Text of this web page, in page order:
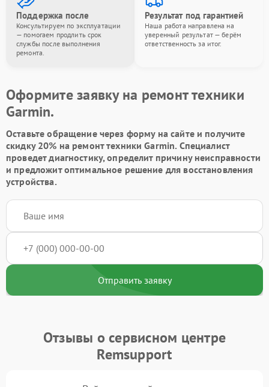
Поддержка после
Консультируем по эксплуатации
— помогаем продлить срок
службы после выполнения
ремонта.
Результат под гарантией
Наша работа направлена на
уверенный результат — берём
ответственность за итог.
Оформите заявку на ремонт техники
Garmin.
Оставьте обращение через форму на сайте и получите
скидку 20% на ремонт техники Garmin. Специалист
проведет диагностику, определит причину неисправности
и предложит оптимальное решение для восстановления
устройства.
Отправить заявку
Отзывы о сервисном центре
Remsupport